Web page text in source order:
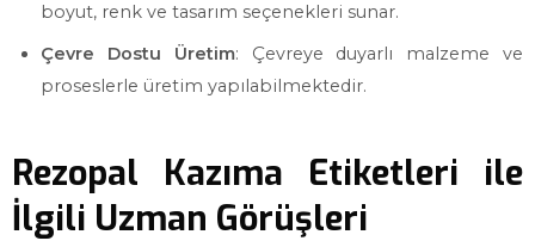
boyut, renk ve tasarım seçenekleri sunar.
Çevre Dostu Üretim: Çevreye duyarlı malzeme ve
proseslerle üretim yapılabilmektedir.
Rezopal Kazıma Etiketleri ile
İlgili Uzman Görüşleri